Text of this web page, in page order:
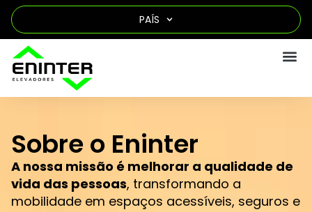
PAÍS
Sobre o Eninter
A nossa missão é melhorar a qualidade de
vida das pessoas, transformando a
mobilidade em espaços acessíveis, seguros e